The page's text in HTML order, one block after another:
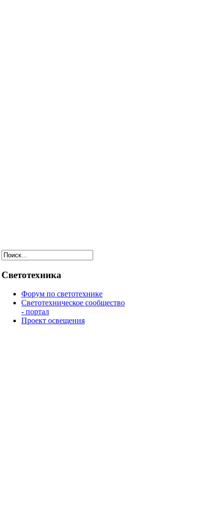
Светотехника
Форум по светотехнике
Светотехническое сообщество
- портал
Проект освещения